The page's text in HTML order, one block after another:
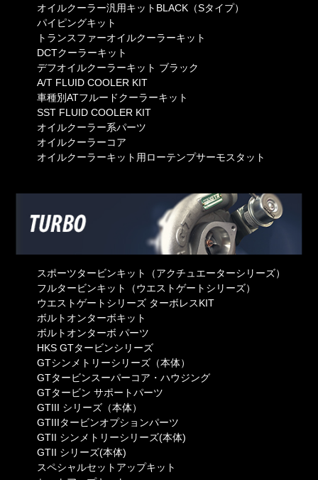
オイルクーラー汎用キットBLACK（Sタイプ）
パイピングキット
トランスファーオイルクーラーキット
DCTクーラーキット
デフオイルクーラーキット ブラック
A/T FLUID COOLER KIT
車種別ATフルードクーラーキット
SST FLUID COOLER KIT
オイルクーラー系パーツ
オイルクーラーコア
オイルクーラーキット用ローテンプサーモスタット
スポーツタービンキット（アクチュエーターシリーズ）
フルタービンキット（ウエストゲートシリーズ）
ウエストゲートシリーズ ターボレスKIT
ボルトオンターボキット
ボルトオンターボ パーツ
HKS GTタービンシリーズ
GTシンメトリーシリーズ（本体）
GTタービンスーパーコア・ハウジング
GTタービン サポートパーツ
GTIII シリーズ（本体）
GTIIIタービンオプションパーツ
GTII シンメトリーシリーズ(本体)
GTII シリーズ(本体)
スペシャルセットアップキット